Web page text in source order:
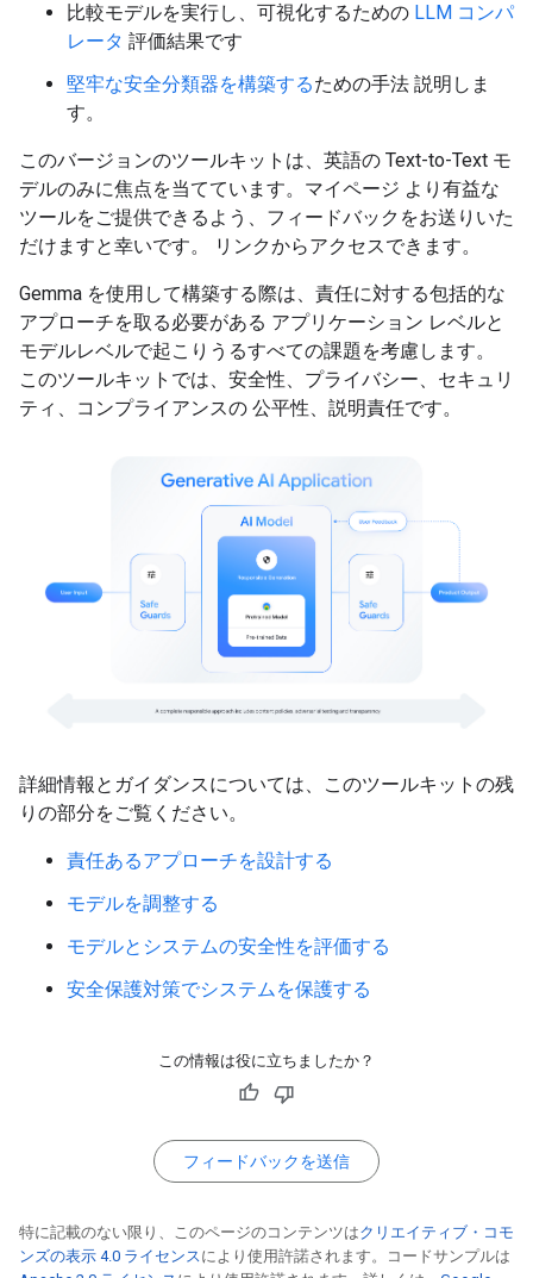
比較モデルを実行し、可視化するための LLM コンパ
レータ 評価結果です
堅牢な安全分類器を構築するための手法 説明しま
す。
このバージョンのツールキットは、英語の Text-to-Text モ
デルのみに焦点を当てています。マイページ より有益な
ツールをご提供できるよう、フィードバックをお送りいた
だけますと幸いです。 リンクからアクセスできます。
Gemma を使用して構築する際は、責任に対する包括的な
アプローチを取る必要がある アプリケーション レベルと
モデルレベルで起こりうるすべての課題を考慮します。
このツールキットでは、安全性、プライバシー、セキュリ
ティ、コンプライアンスの 公平性、説明責任です。
詳細情報とガイダンスについては、このツールキットの残
りの部分をご覧ください。
責任あるアプローチを設計する
モデルを調整する
モデルとシステムの安全性を評価する
安全保護対策でシステムを保護する
この情報は役に立ちましたか？
フィードバックを送信
特に記載のない限り、このページのコンテンツはクリエイティブ・コモ
ンズの表示 4.0 ライセンスにより使用許諾されます。コードサンプルは